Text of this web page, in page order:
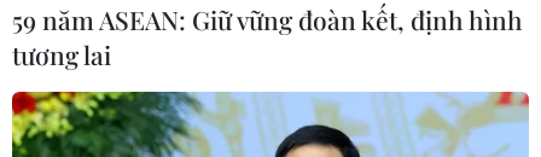
George Michael và huyền thoại âm nhạc Elton John. (Nguồn:
59 năm ASEAN: Giữ vững đoàn kết, định hình
tương lai